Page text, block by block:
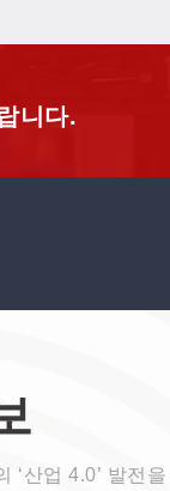
니다.
산업 4.0’ 발전